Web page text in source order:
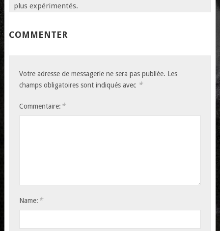
plus expérimentés.
COMMENTER
Votre adresse de messagerie ne sera pas publiée. Les
champs obligatoires sont indiqués avec *
Commentaire: *
Name: *